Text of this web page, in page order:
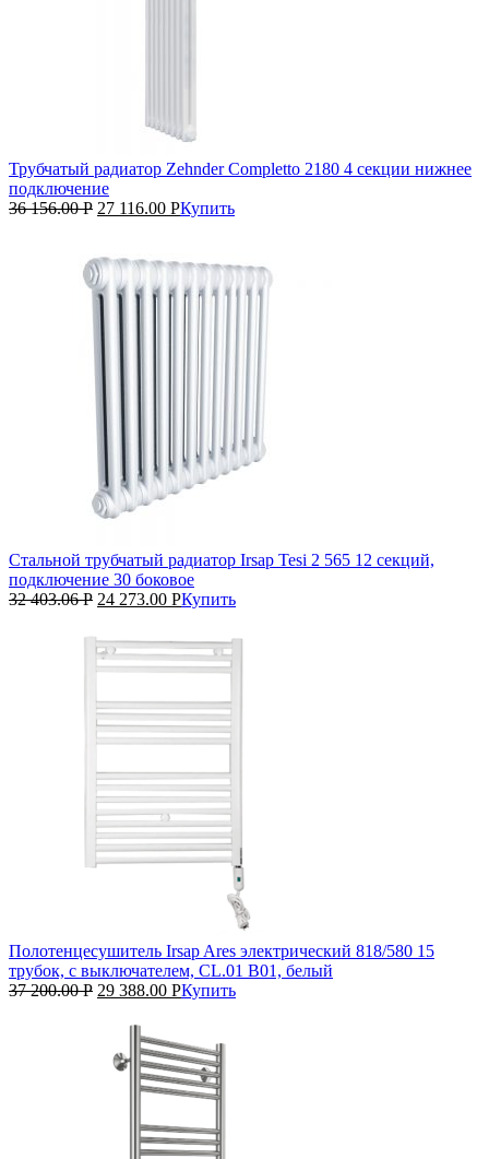
Трубчатый радиатор Zehnder Completto 2180 4 секции нижнее
подключение
36 156.00Р 27 116.00 РКупить
Стальной трубчатый радиатор Irsap Tesi 2 565 12 секций,
подключение 30 боковое
32 403.06Р 24 273.00 РКупить
Полотенцесушитель Irsap Ares электрический 818/580 15
трубок, с выключателем, CL.01 B01, белый
37 200.00Р 29 388.00 РКупить